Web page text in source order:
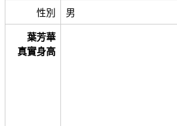
性別 男
葉芳華
真實身高